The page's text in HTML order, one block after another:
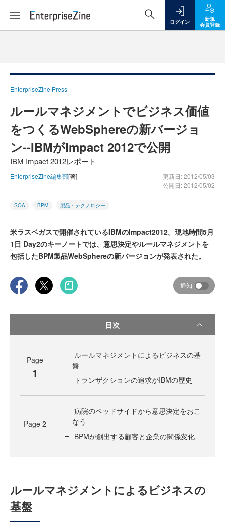
ログイン
新規
会員登録
EnterpriseZine Press
ルールマネジメントでビジネス価値
をつくるWebSphereの新バージョ
ン--IBMがImpact 2012で公開
IBM Impact 2012レポート
EnterpriseZine編集部[著]
更新日: 2012/05/03
公開日: 2012/05/02
SOA BPM 製品・テクノロジー
米ラスベガスで開催されているIBMのImpact2012。現地時間5月
1日 Day2のキーノートでは、意思決定やルールマネジメントを
包括したBPM製品WebSphereの新バージョンが発表された。
通知
目次
Page
1
ルールマネジメントによるビジネスの基
盤
トランザクションの追求がIBMの歴史
Page 2
病院のベッドサイドから意思決定をおこ
なう
BPMが創出する顧客と企業の関係変化
ルールマネジメントによるビジネスの
基盤